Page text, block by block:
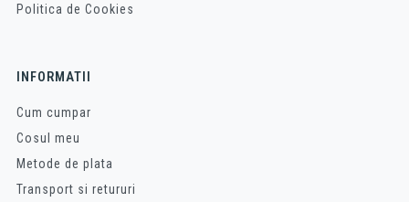
Politica de Cookies
INFORMATII
Cum cumpar
Cosul meu
Metode de plata
Transport si retururi